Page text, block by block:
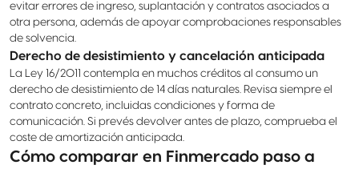
evitar errores de ingreso, suplantación y contratos asociados a
otra persona, además de apoyar comprobaciones responsables
de solvencia.
Derecho de desistimiento y cancelación anticipada
La Ley 16/2011 contempla en muchos créditos al consumo un
derecho de desistimiento de 14 días naturales. Revisa siempre el
contrato concreto, incluidas condiciones y forma de
comunicación. Si prevés devolver antes de plazo, comprueba el
coste de amortización anticipada.
Cómo comparar en Finmercado paso a